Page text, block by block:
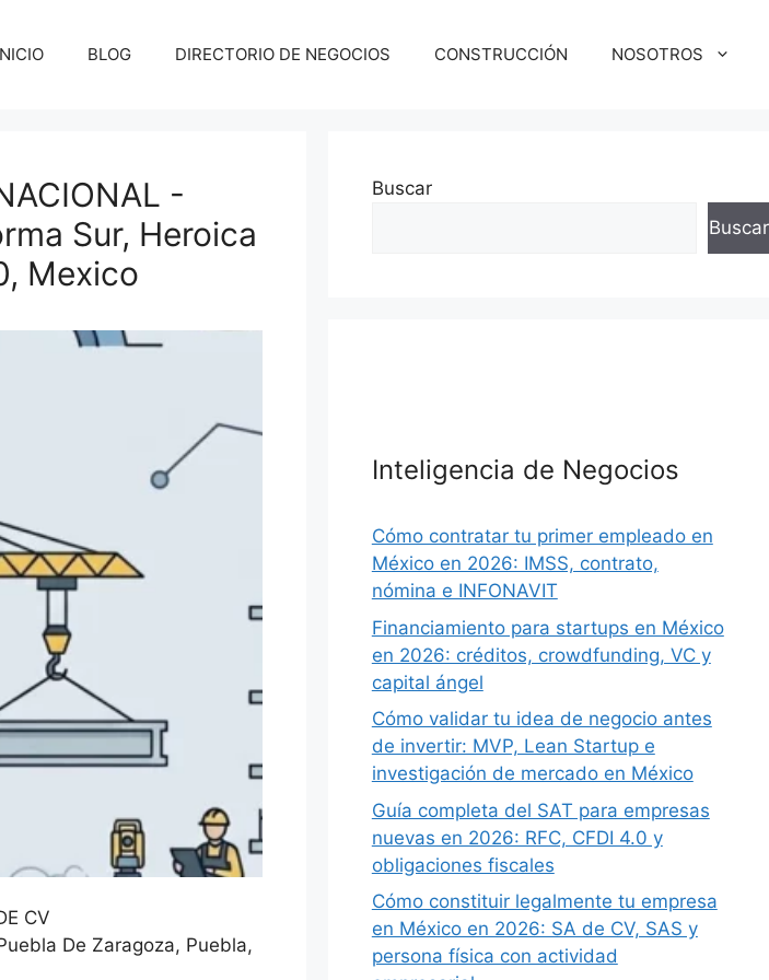
BLOG DIRECTORIO DE NEGOCIOS CONSTRUCCIÓN NOSOTROS
-
Sur, Heroica
Mexico
Siguiente
CV
De Zaragoza Puebla
Buscar
Buscar
Inteligencia de Negocios
Cómo contratar tu primer empleado en
México en 2026: IMSS, contrato,
nómina e INFONAVIT
Financiamiento para startups en México
en 2026: créditos, crowdfunding, VC y
capital ángel
Cómo validar tu idea de negocio antes
de invertir: MVP, Lean Startup e
investigación de mercado en México
Guía completa del SAT para empresas
nuevas en 2026: RFC, CFDI 4.0 y
obligaciones fiscales
Cómo constituir legalmente tu empresa
en México en 2026: SA de CV, SAS y
persona física con actividad